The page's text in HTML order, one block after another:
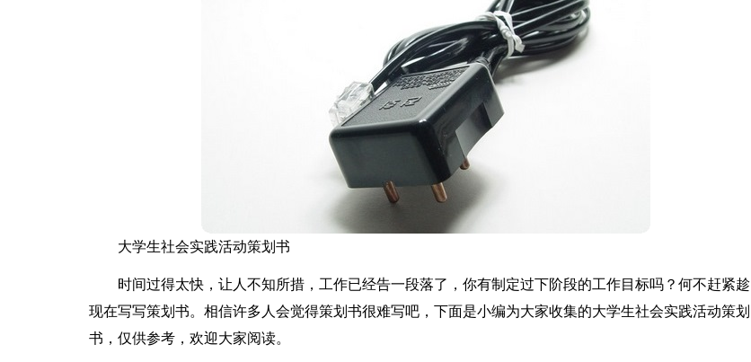
大学生社会实践活动策划书
时间过得太快，让人不知所措，工作已经告一段落了，你有制定过下阶段的工作目标吗？何不赶紧趁
现在写写策划书。相信许多人会觉得策划书很难写吧，下面是小编为大家收集的大学生社会实践活动策划
书，仅供参考，欢迎大家阅读。